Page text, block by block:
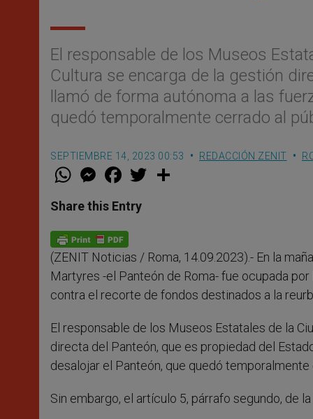
El responsable de los Museos
Cultura se encarga de la gestión
llamó de forma autónoma a las
quedó temporalmente cerrado al
SEPTIEMBRE 14, 2023 00:53 REDACCIÓN ZENIT
W
t
s
p
p
M
e
s
e
g
e
r
F
a
e
b
o
k
w
Share this Entry
(ZENIT Noticias / Roma, 14.09.2023).- En la
Martyres -el Panteón de Roma- fue ocupada
contra el recorte de fondos destinados a la
El responsable de los Museos Estatales de la
directa del Panteón, que es propiedad del
desalojar el Panteón, que quedó temporalmente
Sin embargo, el artículo 5, párrafo segundo, de